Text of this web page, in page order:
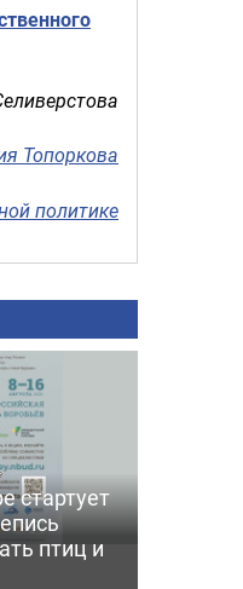
Топоркова
политике
стартует
птиц и